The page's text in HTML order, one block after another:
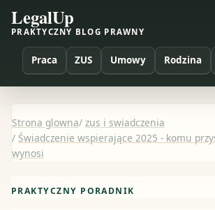
LegalUp
PRAKTYCZNY BLOG PRAWNY
Praca ZUS Umowy Rodzina
Strona glowna/ zus i swiadczenia
/ Świadczenie wspierające 2025 - komu
wynosi
PRAKTYCZNY PORADNIK